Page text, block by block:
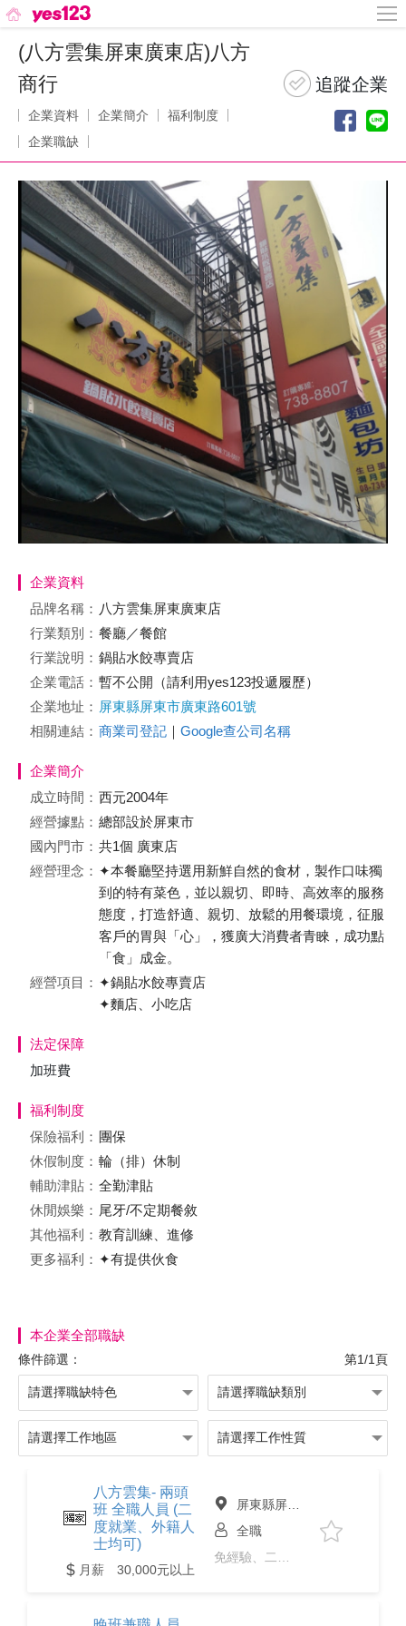
(八方雲集屏東廣東店)八方
商行
企業資料 企業簡介
福利制度
企業職缺
企業資料
品牌名稱： 八方雲集屏東廣東店
行業類別： 餐廳／餐館
行業說明： 鍋貼水餃專賣店
企業電話： 暫不公開（請利用yes123投遞履歷）
企業地址： 屏東縣屏東市廣東路601號
相關連結： 商業司登記 ｜ Google查公司名稱
企業簡介
成立時間： 西元2004年
經營據點： 總部設於屏東市
國內門市： 共1個 廣東店
經營理念： ✦本餐廳堅持選用新鮮自然的食材，製作口味獨
到的特有菜色，並以親切、即時、高效率的服務
態度，打造舒適、親切、放鬆的用餐環境，征服
客戶的胃與「心」，獲廣大消費者青睞，成功點
「食」成金。
經營項目： ✦鍋貼水餃專賣店
✦麵店、小吃店
法定保障
加班費
福利制度
保險福利： 團保
休假制度： 輪（排）休制
輔助津貼： 全勤津貼
休閒娛樂： 尾牙/不定期餐敘
其他福利： 教育訓練、進修
更多福利： ✦有提供伙食
本企業全部職缺
條件篩選： 第1/1頁
八方雲集- 兩頭
班 全職人員 (二
度就業、外籍人
士均可)
月薪 30,000元以上
屏東縣屏東市
全職
免經驗、二度就業、24h必回覆